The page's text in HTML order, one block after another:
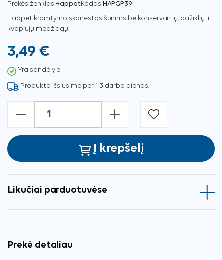
Prekės ženklas HappetKodas HAPGP39
Happet kramtymo skanėstas šunims be konservantų, dažiklių ir
kvapiųjų medžiagų.
3,49 €
Yra sandėlyje
Produktą išsiųsime per 1-3 darbo dienas.
- +
Į krepšelį
Likučiai parduotuvėse
Prekė detaliau